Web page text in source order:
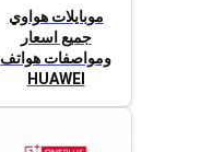
موبايلات هواوي
جميع اسعار
ومواصفات هواتف
HUAWEI